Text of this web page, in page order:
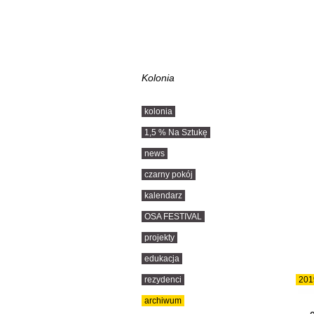
Kolonia
kolonia
1,5 % Na Sztukę
news
czarny pokój
kalendarz
OSA FESTIVAL
projekty
edukacja
rezydenci
archiwum